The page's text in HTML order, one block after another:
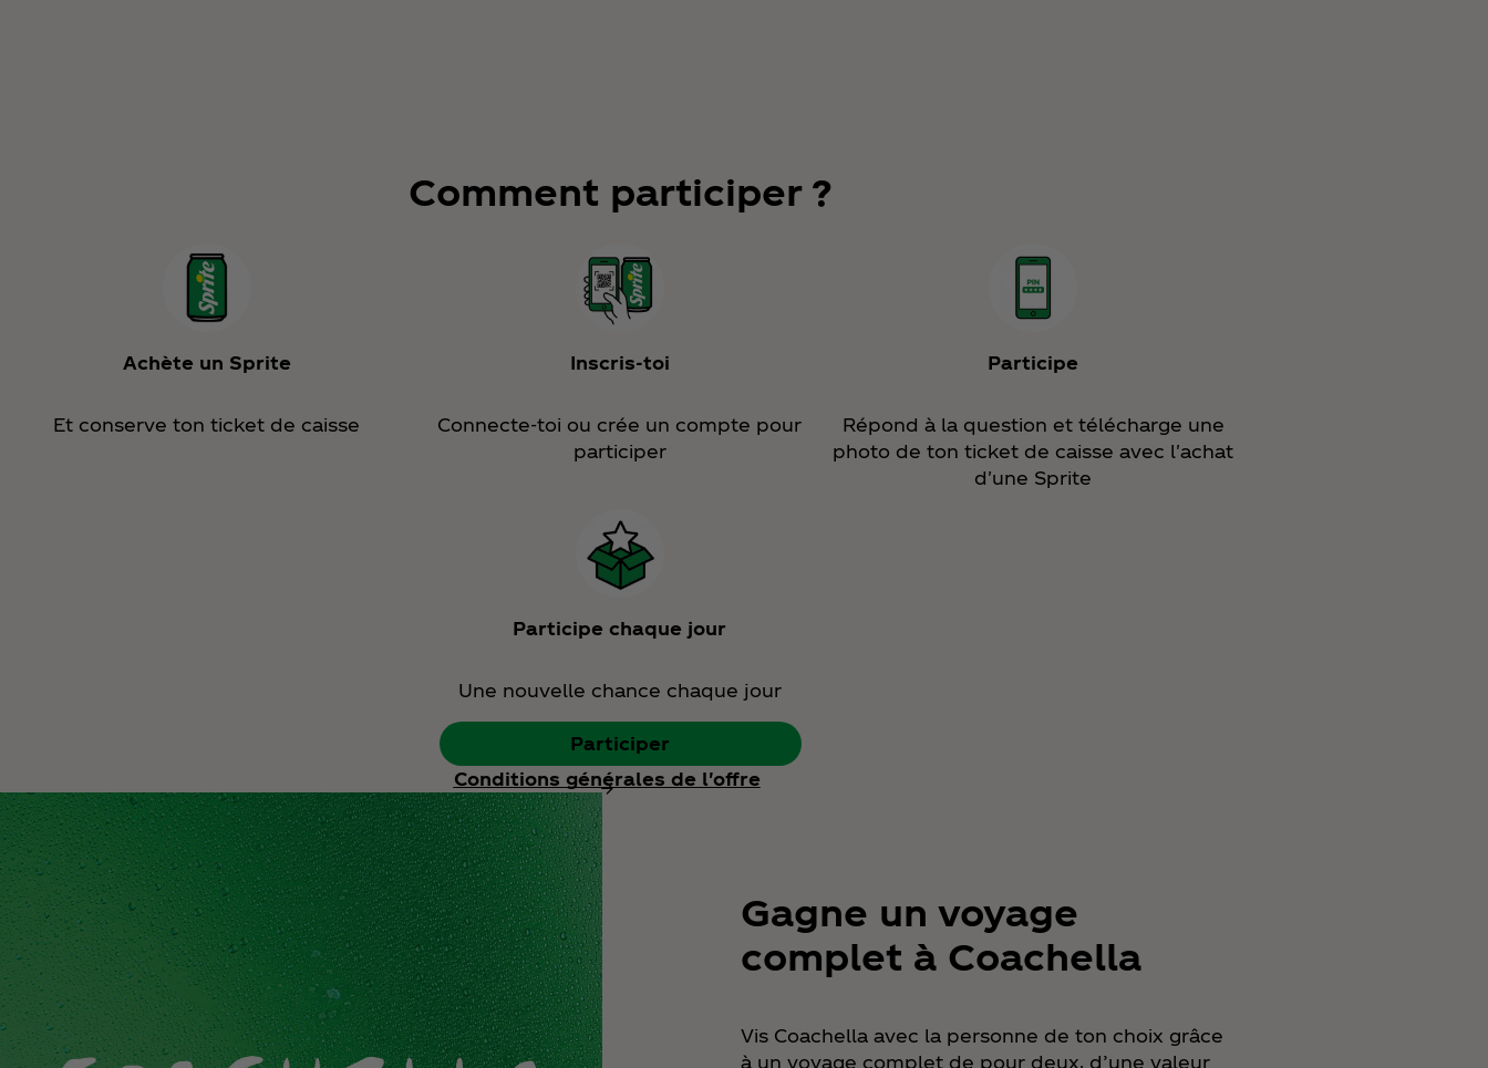
Comment participer ?
Achète un Sprite
Et conserve ton ticket de caisse
Inscris‑toi
Connecte‑toi ou crée un compte pour
participer
Participe
Répond à la question et télécharge une
photo de ton ticket de caisse avec l'achat
d'une Sprite
Participe chaque jour
Une nouvelle chance chaque jour
Participer
Conditions générales de l'offre
Gagne un voyage
complet à Coachella
Vis Coachella avec la personne de ton choix grâce
à un voyage complet de pour deux, d’une valeur